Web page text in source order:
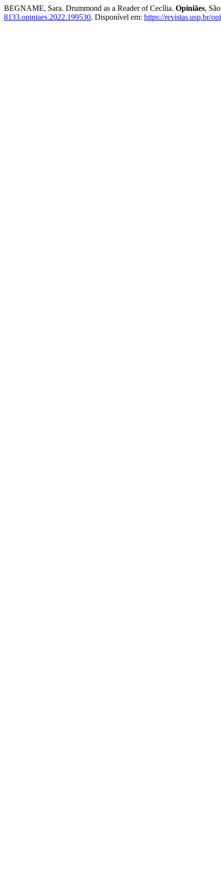
BEGNAME, Sara. Drummond as a Reader of Cecília. Opiniães,
8133.opiniaes.2022.199530. Disponível em: https://revistas.usp.br/